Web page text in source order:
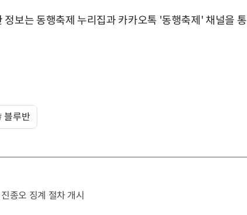
보는 동행축제 누리집과 카카오톡 '동행축제' 채널을 통
블루반
종오 징계 절차 개시